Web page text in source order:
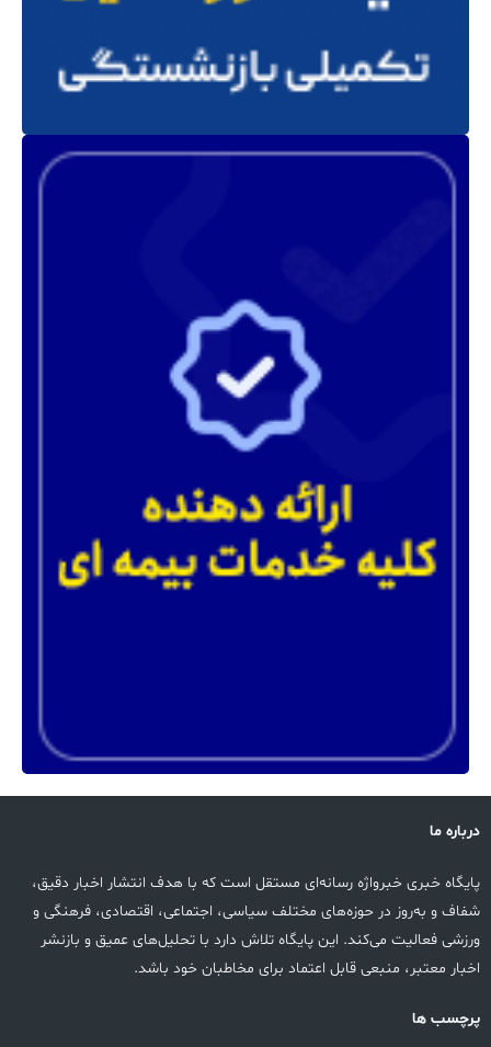
درباره ما
پایگاه خبری خبرواژه رسانه‌ای مستقل است که با هدف انتشار اخبار دقیق،
شفاف و به‌روز در حوزه‌های مختلف سیاسی، اجتماعی، اقتصادی، فرهنگی و
ورزشی فعالیت می‌کند. این پایگاه تلاش دارد با تحلیل‌های عمیق و بازنشر
اخبار معتبر، منبعی قابل اعتماد برای مخاطبان خود باشد.
پرچسب ها